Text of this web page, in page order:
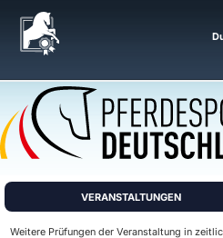
VERANSTALTUNGEN
Weitere Prüfungen der Veranstaltung in